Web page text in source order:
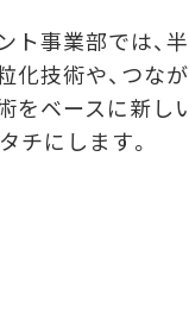
ト事業部では、
化技術や、つな
をベースに新し
チにします。